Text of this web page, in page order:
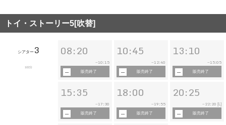
トイ・ストーリー5[吹替]
シアター 3
102分
08:20
~ 10:15
販売終了
10:45
~ 12:40
販売終了
13:10
~ 15:05
販売終了
15:35
~ 17:30
販売終了
18:00
~ 19:55
販売終了
20:25
~ 22:20 [L]
販売終了